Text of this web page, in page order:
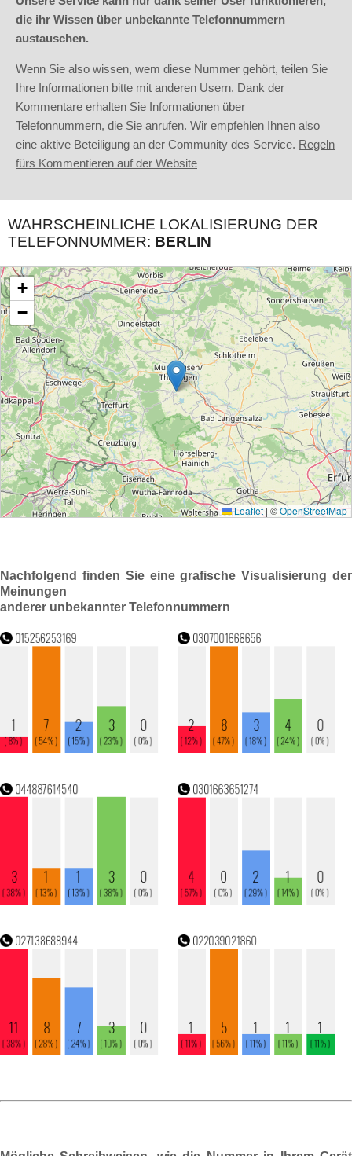
die ihr Wissen über unbekannte Telefonnummern
austauschen.
Wenn Sie also wissen, wem diese Nummer gehört, teilen Sie
Ihre Informationen bitte mit anderen Usern. Dank der
Kommentare erhalten Sie Informationen über
Telefonnummern, die Sie anrufen. Wir empfehlen Ihnen also
eine aktive Beteiligung an der Community des Service. Regeln
fürs Kommentieren auf der Website
WAHRSCHEINLICHE LOKALISIERUNG DER
TELEFONNUMMER: BERLIN
Nachfolgend finden Sie eine grafische Visualisierung der
Meinungen
anderer unbekannter Telefonnummern